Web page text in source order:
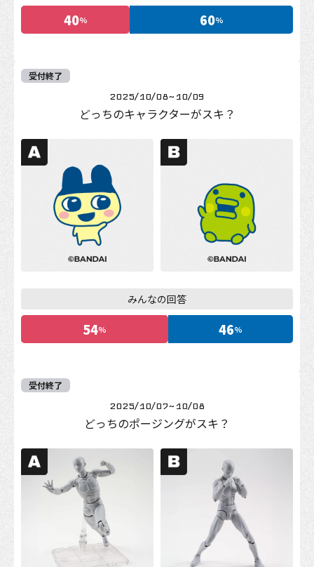
40% 60%
受付終了
2025/10/08~ 10/09
どっちのキャラクターがスキ？
みんなの回答
54% 46%
受付終了
2025/10/07~ 10/08
どっちのポージングがスキ？